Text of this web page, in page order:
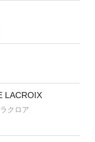
LACROIX
クロア